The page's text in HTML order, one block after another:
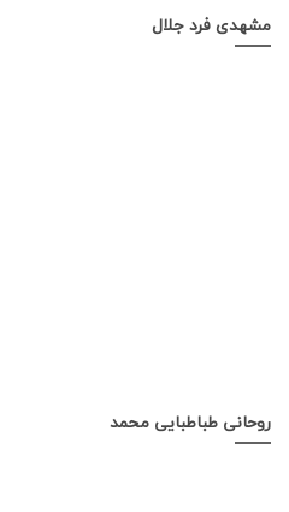
مشهدی فرد جلال
روحانی طباطبایی محمد